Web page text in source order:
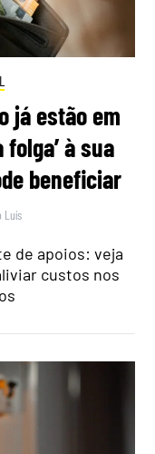
já estão em
à sua
beneficiar
Luís
de apoios: veja
custos nos